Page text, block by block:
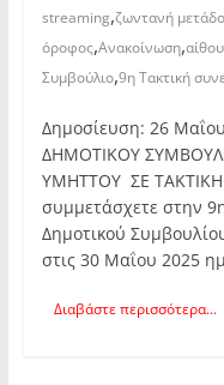
streaming,ζωντανή
όροφος,Ανακοίνωση,
Συμβούλιο,9η Τακτική
Δημοσίευση: 26
ΔΗΜΟΤΙΚΟΥ
ΥΜΗΤΤΟΥ ΣΕ
συμμετάσχετε στην
Δημοτικού
στις 30 Μαΐου 2025
Διαβάστε περισσότερα...